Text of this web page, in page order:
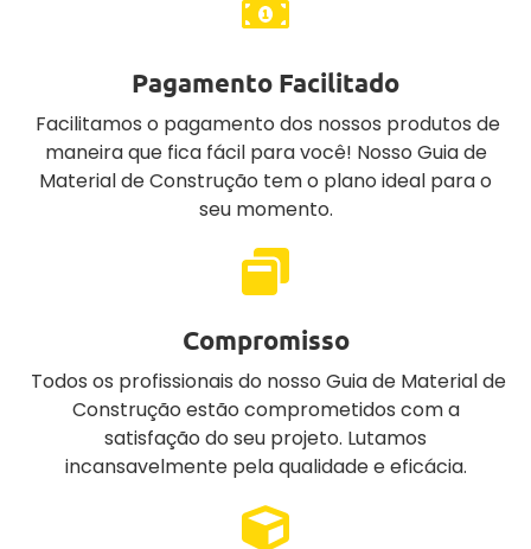
Pagamento Facilitado
Facilitamos o pagamento dos nossos produtos de
maneira que fica fácil para você! Nosso Guia de
Material de Construção tem o plano ideal para o
seu momento.
Compromisso
Todos os profissionais do nosso Guia de Material de
Construção estão comprometidos com a
satisfação do seu projeto. Lutamos
incansavelmente pela qualidade e eficácia.